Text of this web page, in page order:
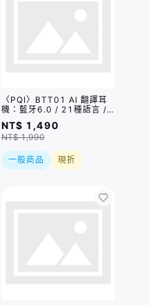
〈PQI〉BTT01 AI 翻譯耳
機：藍牙6.0 / 21種語言 /
6種翻譯模式
NT$ 1,490
NT$ 1,990
一般商品 現折